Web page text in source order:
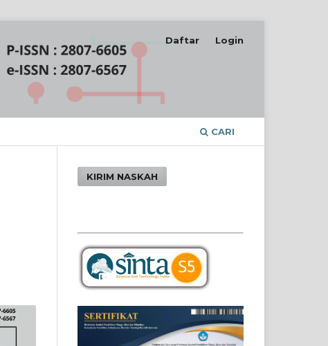
CARI
Daftar Login
KIRIM NASKAH